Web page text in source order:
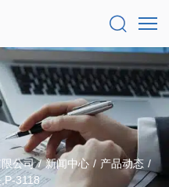
公司 / 新闻中心 / 产品动态 /
3118